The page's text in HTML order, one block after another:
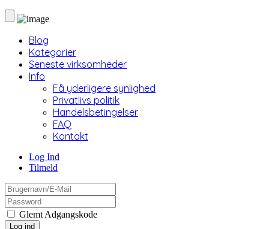
Blog
Kategorier
Seneste virksomheder
Info
Få yderligere synlighed
Privatlivs politik
Handelsbetingelser
FAQ
Kontakt
Log Ind
Tilmeld
Glemt Adgangskode